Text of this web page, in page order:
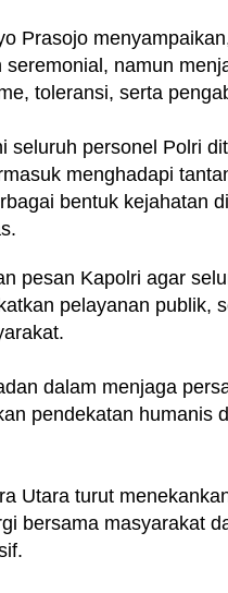
Prasojo
namun
toleransi, serta
seluruh personel Polri
menghadapi
bentuk kejahatan
pesan Kapolri agar
pelayanan publik,
dalam menjaga
pendekatan humanis
Utara turut
bersama masyarakat